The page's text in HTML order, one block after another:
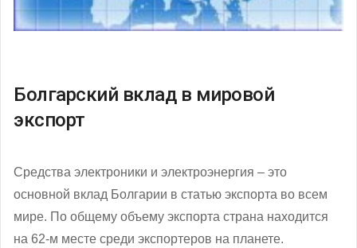
Болгарский вклад в мировой
экспорт
Средства электроники и электроэнергия – это
основной вклад Болгарии в статью экспорта во всем
мире. По общему объему экспорта страна находится
на 62-м месте среди экспортеров на планете.